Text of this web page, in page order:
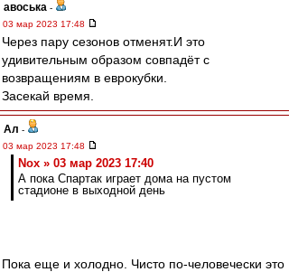
авоська -
03 мар 2023 17:48
Через пару сезонов отменят.И это
удивительным образом совпадёт с
возвращениям в еврокубки.
Засекай время.
Ал -
03 мар 2023 17:48
Nox » 03 мар 2023 17:40
А пока Спартак играет дома на пустом
стадионе в выходной день
Пока еще и холодно. Чисто по-человечески это